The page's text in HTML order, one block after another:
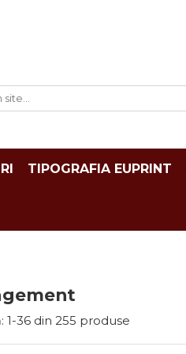
TIPOGRAFIA EUPRINT
1-36 din 255 produse